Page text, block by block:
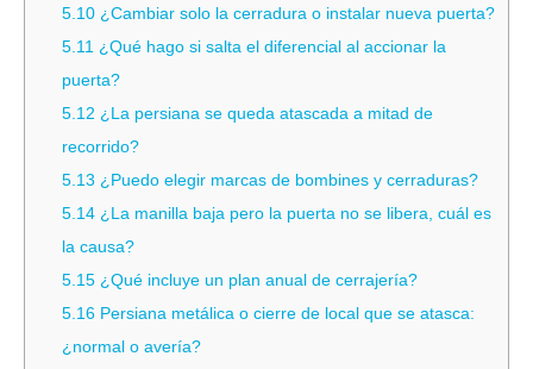
5.10 ¿Cambiar solo la cerradura o instalar nueva puerta?
5.11 ¿Qué hago si salta el diferencial al accionar la
puerta?
5.12 ¿La persiana se queda atascada a mitad de
recorrido?
5.13 ¿Puedo elegir marcas de bombines y cerraduras?
5.14 ¿La manilla baja pero la puerta no se libera, cuál es
la causa?
5.15 ¿Qué incluye un plan anual de cerrajería?
5.16 Persiana metálica o cierre de local que se atasca:
¿normal o avería?